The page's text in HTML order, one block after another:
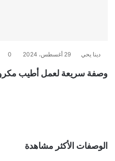
دينا يحي 29 أغسطس، 2024 0
وصفة سريعة لعمل أطيب
الوصفات الأكثر مشاهدة